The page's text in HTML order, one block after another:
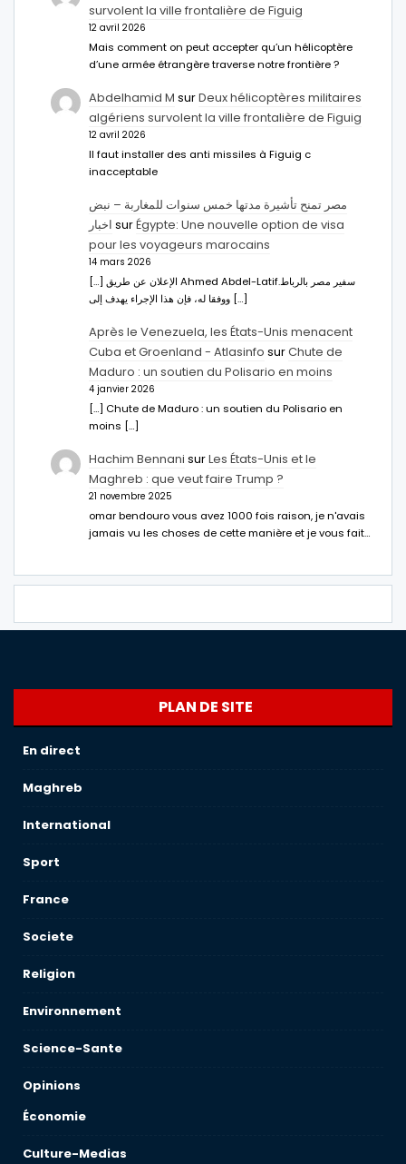
survolent la ville frontalière de Figuig
12 avril 2026
Mais comment on peut accepter qu’un hélicoptère
d’une armée étrangère traverse notre frontière ?
Abdelhamid M surDeux hélicoptères militaires
algériens survolent la ville frontalière de Figuig
12 avril 2026
Il faut installer des anti missiles à Figuig c
inacceptable
مصر تمنح تأشيرة مدتها خمس سنوات للمغاربة – نبض
اخبار surÉgypte: Une nouvelle option de visa
pour les voyageurs marocains
14 mars 2026
[…] الإعلان عن طريق Ahmed Abdel-Latifسفير مصر بالرباط.
ووفقا له، فإن هذا الإجراء يهدف إلى […]
Après le Venezuela, les États-Unis menacent
Cuba et Groenland - Atlasinfo surChute de
Maduro : un soutien du Polisario en moins
4 janvier 2026
[…] Chute de Maduro : un soutien du Polisario en
moins […]
Hachim Bennani surLes États-Unis et le
Maghreb : que veut faire Trump ?
21 novembre 2025
omar bendouro vous avez 1000 fois raison, je n'avais
jamais vu les choses de cette manière et je vous fait…
PLAN DE SITE
En direct
Maghreb
International
Sport
France
Societe
Religion
Environnement
Science-Sante
Opinions
Économie
Culture-Medias